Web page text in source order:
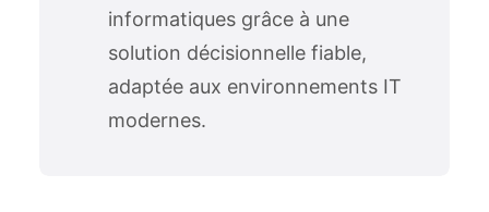
informatiques grâce à une
solution décisionnelle fiable,
adaptée aux environnements IT
modernes.